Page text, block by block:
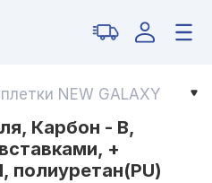
NEW GALAXY
Карбон - В,
+
полиуретан(PU)